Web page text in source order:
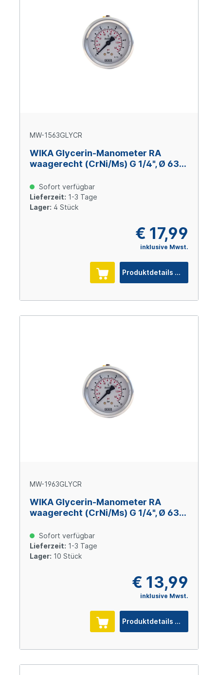
MW-1563GLYCR
WIKA Glycerin-Manometer RA
waagerecht (CrNi/Ms) G 1/4", Ø 63
Sofort verfügbar
Lieferzeit: 1-3 Tage
Lager: 4 Stück
€ 17,99
inklusive Mwst.
Produktdetails
MW-1963GLYCR
WIKA Glycerin-Manometer RA
waagerecht (CrNi/Ms) G 1/4", Ø 63
Sofort verfügbar
Lieferzeit: 1-3 Tage
Lager: 10 Stück
€ 13,99
inklusive Mwst.
Produktdetails